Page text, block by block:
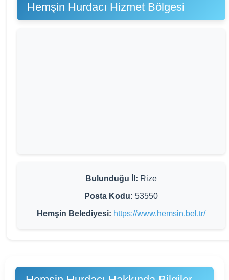
Hemşin Hurdacı Hizmet Bölgesi
Bulunduğu İl: Rize
Posta Kodu: 53550
Hemşin Belediyesi: https://www.hemsin.bel.tr/